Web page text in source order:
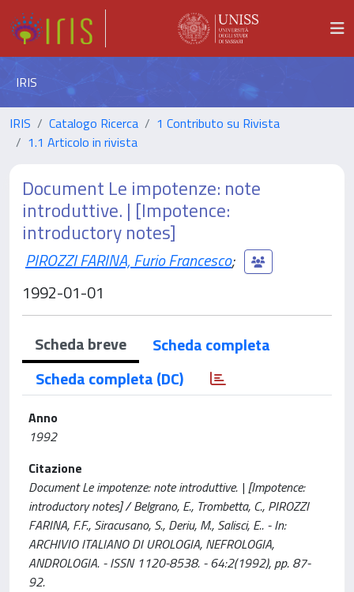
IRIS
IRIS Catalogo Ricerca
1 Contributo su Rivista
1.1 Articolo in rivista
Document Le impotenze: note
introduttive. | [Impotence:
introductory notes]
PIROZZI FARINA, Furio Francesco;
1992-01-01
Scheda breve
Scheda completa
Scheda completa (DC)
Anno
1992
Citazione
Document Le impotenze: note introduttive. | [Impotence:
introductory notes] / Belgrano, E., Trombetta, C., PIROZZI
FARINA, F.F., Siracusano, S., Deriu, M., Salisci, E.. - In:
ARCHIVIO ITALIANO DI UROLOGIA, NEFROLOGIA,
ANDROLOGIA. - ISSN 1120-8538. - 64:2(1992), pp. 87-
92.